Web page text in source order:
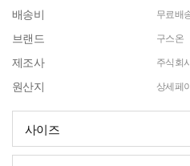
배송비 무료배
브랜드 구스온
제조사 주식회
원산지 상세페
사이즈